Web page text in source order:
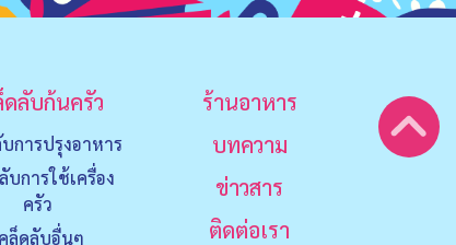
ดลับก้นครัว
การปรุงอาหาร
บการใช้เครื่อง
ครัว
ล็ดลับอื่นๆ
ร้านอาหาร
บทความ
ข่าวสาร
ติดต่อเรา